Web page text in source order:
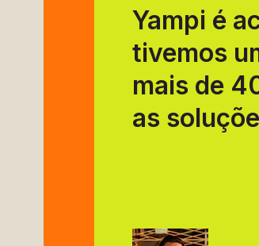
Yampi é
tivemos
mais de
as